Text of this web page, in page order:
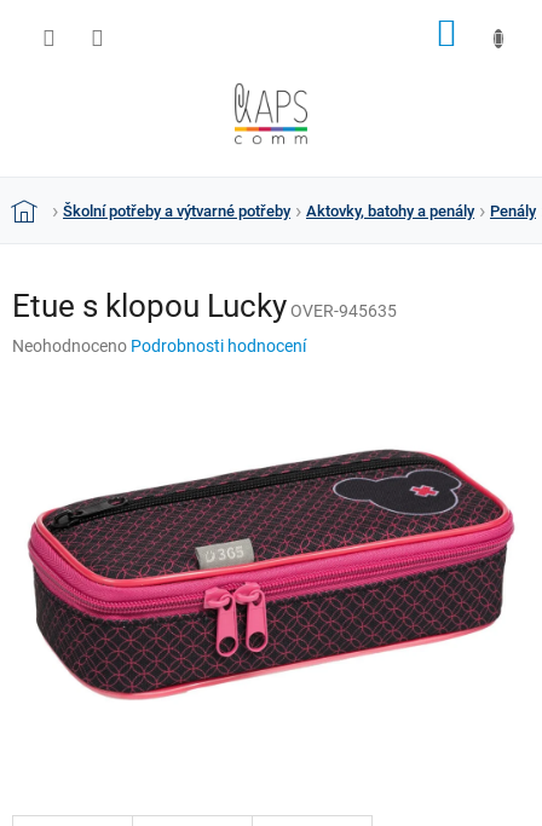
DomůŠkolní potřeby a výtvarné potřeby Aktovky, batohy a penály Penály
Etue s klopou Lucky OVER-945635
Průměrné
hvězdiček.
Neohodnoceno Podrobnosti hodnocení